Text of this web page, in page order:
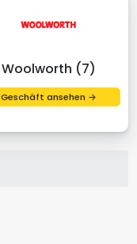
Woolworth (7)
Geschäft ansehen →